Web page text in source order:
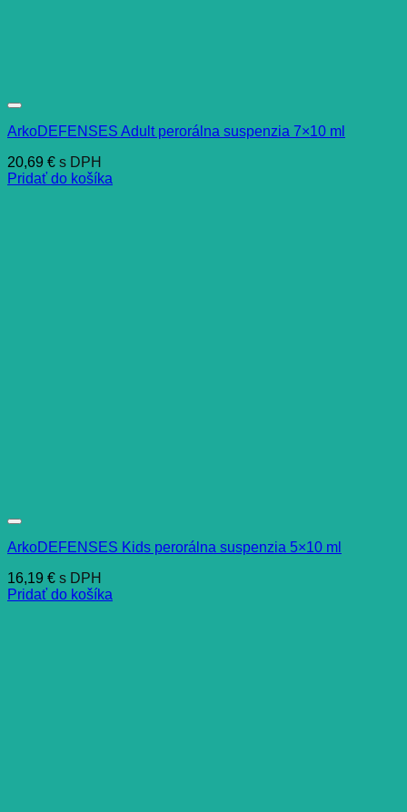
ArkoDEFENSES Adult perorálna suspenzia 7×10 ml
20,69 € s DPH
Pridať do košíka
ArkoDEFENSES Kids perorálna suspenzia 5×10 ml
16,19 € s DPH
Pridať do košíka